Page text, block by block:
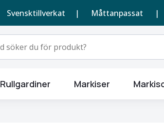
Svensktillverkat | Måttanpassat |
Rullgardiner Markiser